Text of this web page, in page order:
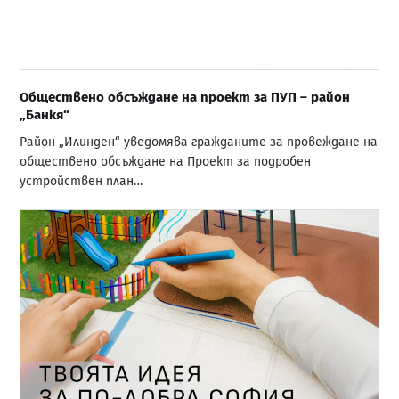
Обществено обсъждане на проект за ПУП – район
„Банкя“
Район „Илинден“ уведомява гражданите за провеждане на
обществено обсъждане на Проект за подробен
устройствен план…